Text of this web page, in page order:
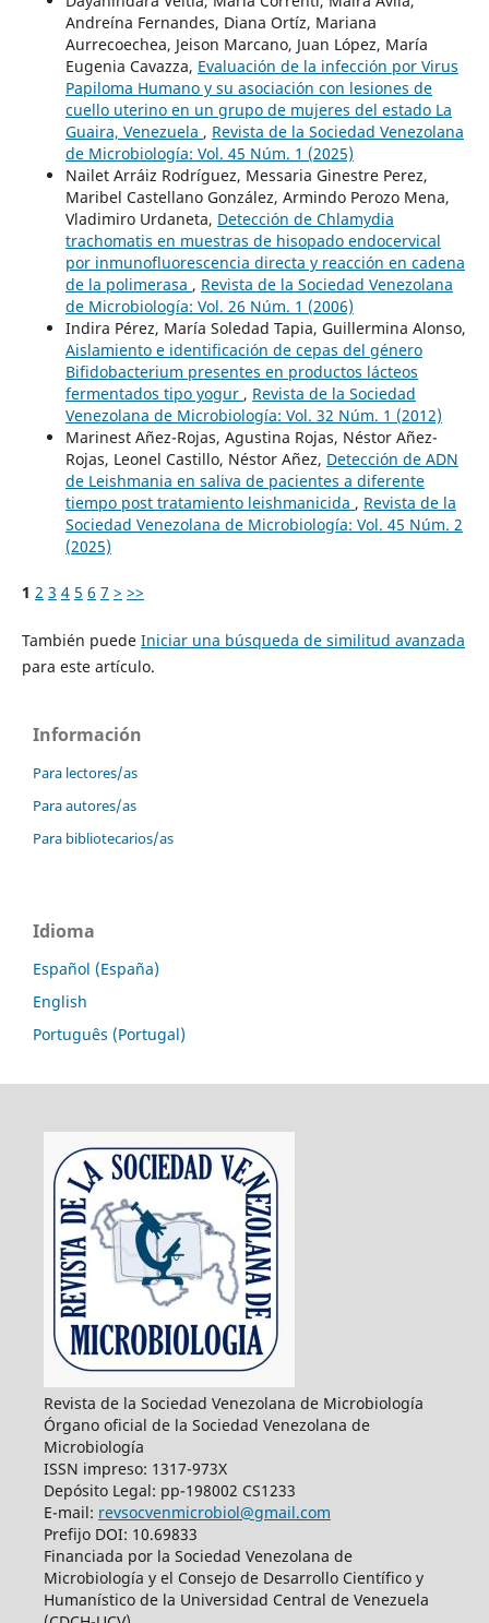
Andreína Fernandes, Diana Ortíz, Mariana
Aurrecoechea, Jeison Marcano, Juan López, María
Eugenia Cavazza, Evaluación de la infección por Virus
Papiloma Humano y su asociación con lesiones de
cuello uterino en un grupo de mujeres del estado La
Guaira, Venezuela , Revista de la Sociedad Venezolana
de Microbiología: Vol. 45 Núm. 1 (2025)
Nailet Arráiz Rodríguez, Messaria Ginestre Perez,
Maribel Castellano González, Armindo Perozo Mena,
Vladimiro Urdaneta, Detección de Chlamydia
trachomatis en muestras de hisopado endocervical
por inmunofluorescencia directa y reacción en cadena
de la polimerasa , Revista de la Sociedad Venezolana
de Microbiología: Vol. 26 Núm. 1 (2006)
Indira Pérez, María Soledad Tapia, Guillermina Alonso,
Aislamiento e identificación de cepas del género
Bifidobacterium presentes en productos lácteos
fermentados tipo yogur , Revista de la Sociedad
Venezolana de Microbiología: Vol. 32 Núm. 1 (2012)
Marinest Añez-Rojas, Agustina Rojas, Néstor Añez-
Rojas, Leonel Castillo, Néstor Añez, Detección de ADN
de Leishmania en saliva de pacientes a diferente
tiempo post tratamiento leishmanicida , Revista de la
Sociedad Venezolana de Microbiología: Vol. 45 Núm. 2
(2025)
1 2 3 4 5 6 7 > >>
También puede Iniciar una búsqueda de similitud avanzada
para este artículo.
Información
Para lectores/as
Para autores/as
Para bibliotecarios/as
Idioma
Español (España)
English
Português (Portugal)
Revista de la Sociedad Venezolana de Microbiología
Órgano oficial de la Sociedad Venezolana de
Microbiología
ISSN impreso: 1317-973X
Depósito Legal: pp-198002 CS1233
E-mail: revsocvenmicrobiol@gmail.com
Prefijo DOI: 10.69833
Financiada por la Sociedad Venezolana de
Microbiología y el Consejo de Desarrollo Científico y
Humanístico de la Universidad Central de Venezuela